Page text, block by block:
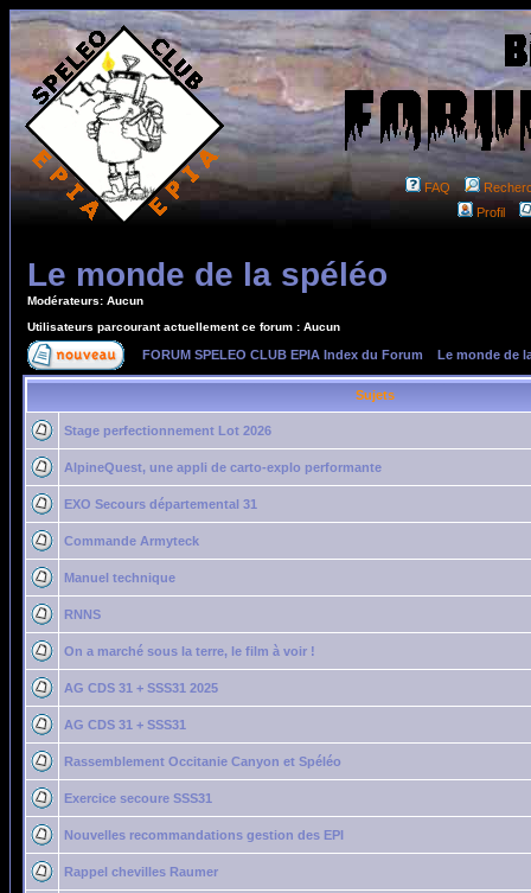
FAQ
Profil
Le monde de la spéléo
Modérateurs: Aucun
Utilisateurs parcourant actuellement ce forum : Aucun
FORUM SPELEO CLUB EPIA Index du Forum Le monde de
Sujets
Stage perfectionnement Lot 2026
AlpineQuest, une appli de carto-explo performante
EXO Secours départemental 31
Commande Armyteck
Manuel technique
RNNS
On a marché sous la terre, le film à voir !
AG CDS 31 + SSS31 2025
AG CDS 31 + SSS31
Rassemblement Occitanie Canyon et Spéléo
Exercice secoure SSS31
Nouvelles recommandations gestion des EPI
Rappel chevilles Raumer